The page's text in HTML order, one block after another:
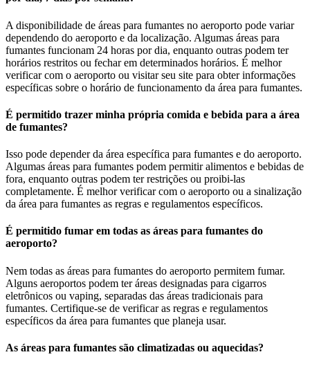
A disponibilidade de áreas para fumantes no aeroporto pode variar
dependendo do aeroporto e da localização. Algumas áreas para
fumantes funcionam 24 horas por dia, enquanto outras podem ter
horários restritos ou fechar em determinados horários. É melhor
verificar com o aeroporto ou visitar seu site para obter informações
específicas sobre o horário de funcionamento da área para fumantes.
É permitido trazer minha própria comida e bebida para a área
de fumantes?
Isso pode depender da área específica para fumantes e do aeroporto.
Algumas áreas para fumantes podem permitir alimentos e bebidas de
fora, enquanto outras podem ter restrições ou proibi-las
completamente. É melhor verificar com o aeroporto ou a sinalização
da área para fumantes as regras e regulamentos específicos.
É permitido fumar em todas as áreas para fumantes do
aeroporto?
Nem todas as áreas para fumantes do aeroporto permitem fumar.
Alguns aeroportos podem ter áreas designadas para cigarros
eletrônicos ou vaping, separadas das áreas tradicionais para
fumantes. Certifique-se de verificar as regras e regulamentos
específicos da área para fumantes que planeja usar.
As áreas para fumantes são climatizadas ou aquecidas?